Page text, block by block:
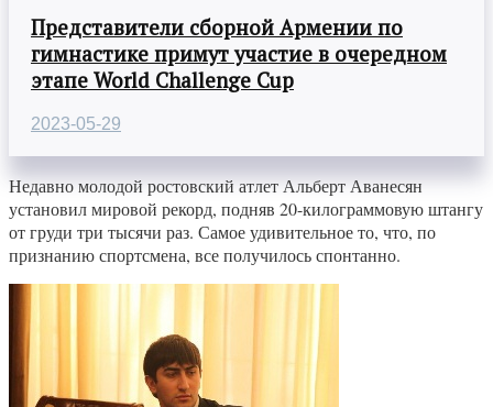
Представители сборной Армении по
гимнастике примут участие в очередном
этапе World Challenge Cup
2023-05-29
Недавно молодой ростовский атлет Альберт Аванесян
установил мировой рекорд, подняв 20-килограммовую штангу
от груди три тысячи раз. Самое удивительное то, что, по
признанию спортсмена, все получилось спонтанно.